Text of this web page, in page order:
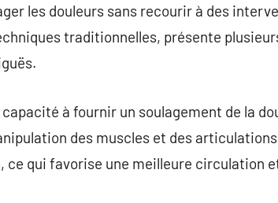
les douleurs sans recourir à des
traditionnelles, présente
à fournir un soulagement de la
des muscles et des
ce qui favorise une meilleure circulation